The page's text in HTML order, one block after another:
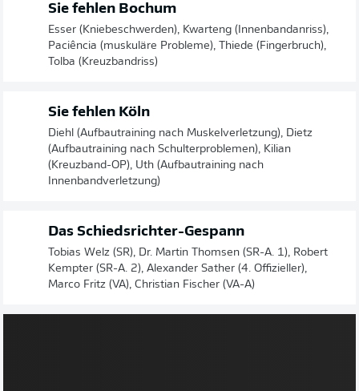
Sie fehlen Bochum
Esser (Kniebeschwerden), Kwarteng (Innenbandanriss),
Paciência (muskuläre Probleme), Thiede (Fingerbruch),
Tolba (Kreuzbandriss)
Sie fehlen Köln
Diehl (Aufbautraining nach Muskelverletzung), Dietz
(Aufbautraining nach Schulterproblemen), Kilian
(Kreuzband-OP), Uth (Aufbautraining nach
Innenbandverletzung)
Das Schiedsrichter-Gespann
Tobias Welz (SR), Dr. Martin Thomsen (SR-A. 1), Robert
Kempter (SR-A. 2), Alexander Sather (4. Offizieller),
Marco Fritz (VA), Christian Fischer (VA-A)